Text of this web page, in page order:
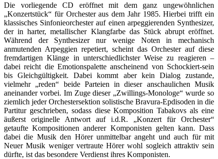
Die vorliegende CD eröffnet mit dem ganz ungewöhnlichen
„Konzertstück“ für Orchester aus dem Jahr 1985. Hierbei trifft ein
klassisches Sinfonieorchester auf einen arpeggierenden Synthesizer,
der in harter, metallischer Klangfarbe das Stück abrupt eröffnet.
Während der Synthesizer nur wenige Noten in mechanisch
anmutenden Arpeggien repetiert, scheint das Orchester auf diese
fremdartigen Klänge in unterschiedlichster Weise zu reagieren –
dabei reicht die Emotionspalette anscheinend von Schockiert-sein
bis Gleichgültigkeit. Dabei kommt aber kein Dialog zustande,
vielmehr „reden“ beide Parteien in dieser anschaulichen Musik
aneinander vorbei. Im Zuge dieser „Zwillings-Monologe“ wurde so
ziemlich jeder Orchestersektion solistische Bravura-Epdisoden in die
Partitur geschrieben, sodass diese Komposition Tabakovs als eine
äußerst originelle Antwort auf i.d.R. „Konzert für Orchester“
getaufte Kompositionen anderer Komponisten gelten kann. Dass
dabei die Musik den Hörer unmittelbar angeht und auch für mit
Neuer Musik weniger vertraute Hörer wohl sogleich attraktiv sein
dürfte, ist das besondere Verdienst ihres Komponisten.